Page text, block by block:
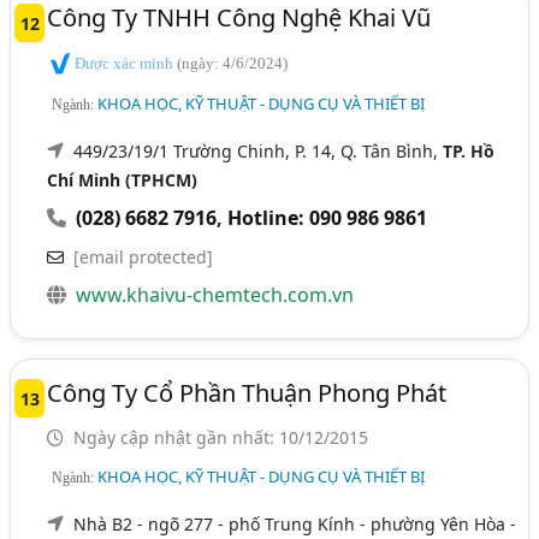
12 Công Ty TNHH Công Nghệ Khai Vũ
Được xác minh(ngày: 4/6/2024)
Ngành: KHOA HỌC, KỸ THUẬT - DỤNG CỤ VÀ THIẾT BỊ
449/23/19/1 Trường Chinh, P. 14, Q. Tân Bình,TP. Hồ
Chí Minh (TPHCM)
(028) 6682 7916, Hotline: 090 986 9861
[email protected]
www.khaivu-chemtech.com.vn
13 Công Ty Cổ Phần Thuận Phong Phát
Ngày cập nhật gần nhất: 10/12/2015
Ngành: KHOA HỌC, KỸ THUẬT - DỤNG CỤ VÀ THIẾT BỊ
Nhà B2 - ngõ 277 - phố Trung Kính - phường Yên Hòa -